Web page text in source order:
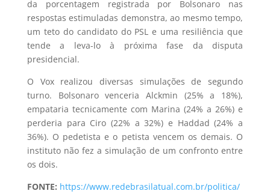
da porcentagem registrada por Bolsonaro nas
respostas estimuladas demonstra, ao mesmo tempo,
um teto do candidato do PSL e uma resiliência que
tende a leva-lo à próxima fase da disputa
presidencial.
O Vox realizou diversas simulações de segundo
turno. Bolsonaro venceria Alckmin (25% a 18%),
empataria tecnicamente com Marina (24% a 26%) e
perderia para Ciro (22% a 32%) e Haddad (24% a
36%). O pedetista e o petista vencem os demais. O
instituto não fez a simulação de um confronto entre
os dois.
FONTE: https://www.redebrasilatual.com.br/politica/